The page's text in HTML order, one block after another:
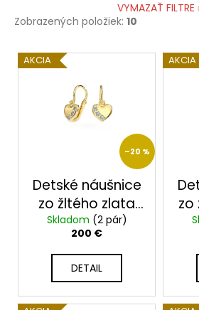
VYMAZAŤ FILTRE
Zobrazených položiek: 10
V
ý
v
AKCIA
–20 %
Detské náušnice
zo žltého zlata
2325/Z/B
Skladom (2 pár)
200 €
DETAIL
AKCIA
zo